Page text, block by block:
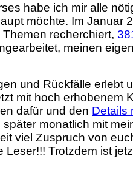
habe ich mir alle
möchte. Im Januar
recherchiert,
meinen
und Rückfälle erlebt
mit hoch erhobenem
dafür und den Details
monatlich mit
viel Zuspruch von
Leser!!! Trotzdem ist